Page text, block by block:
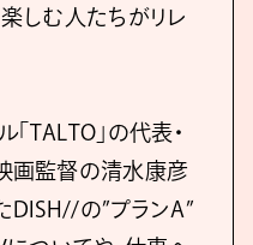
しむ人たちがリレ
TALTO」の代表・
画監督の清水康彦
DISH//の”プランA”